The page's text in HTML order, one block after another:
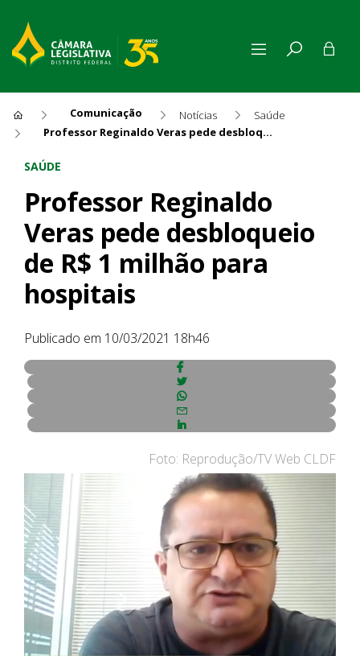
Comunicação Notícias
Saúde
Professor Reginaldo Veras pede desbloqueio de R$ 1 milhão para hospitais
Professor Reginaldo Veras
SAÚDE
Professor Reginaldo
Veras pede desbloqueio
de R$ 1 milhão para
hospitais
Publicado em 10/03/2021 18h46
Foto: Reprodução/TV Web CLDF